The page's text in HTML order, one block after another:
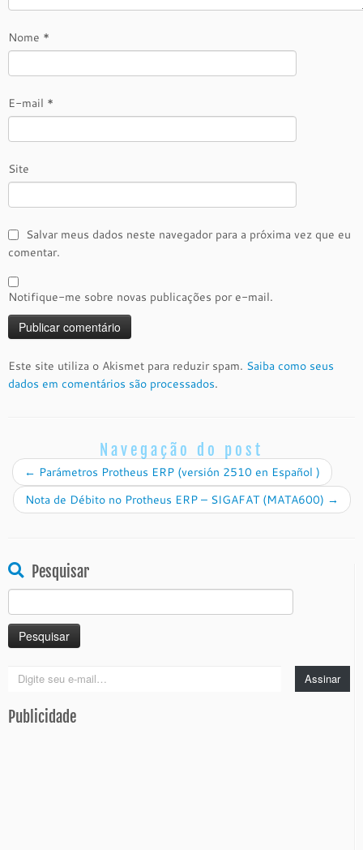
Nome *
E-mail *
Site
Salvar meus dados neste navegador para a próxima vez que eu
comentar.
Notifique-me sobre novas publicações por e-mail.
Este site utiliza o Akismet para reduzir spam. Saiba como seus
dados em comentários são processados.
Navegação do post
← Parámetros Protheus ERP (versión 2510 en Español )
Nota de Débito no Protheus ERP – SIGAFAT (MATA600) →
Pesquisar
por:
Digite
e-
mail…
Assinar
Publicidade